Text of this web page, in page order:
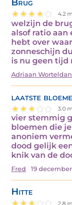
4.2
welzijn de
alsof ratio aan
hebt over
zonneschijn
is nu geen tijd
Adriaan
laatste
3.0
vier stemmig
bloemen die
anoniem
dood gelijk
knik van de
Fred 19 december
Hitte
2.8